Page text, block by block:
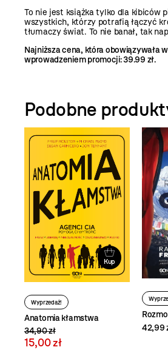
To nie jest książka tylko dla kibiców
wszystkich, którzy potrafią łączyć
tłumaczy świat. To nie banał, tak
Najniższa cena, która obowiązywała
wprowadzeniem promocji: 39.99 zł.
Podobne
Kup
Wyprzedaż!
Anatomia kłamstwa
34,90 zł
15,00 zł
42,99